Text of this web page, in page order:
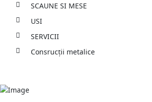
SCAUNE SI MESE
USI
SERVICII
Consrucții metalice